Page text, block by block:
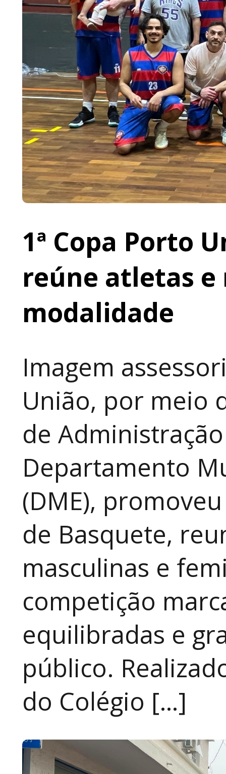
1ª Copa Porto
reúne atletas
modalidade
Imagem
União, por meio
de
Departamento
(DME),
de Basquete,
masculinas e
competição
equilibradas e
público.
do Colégio […]